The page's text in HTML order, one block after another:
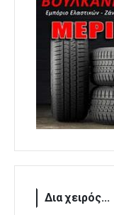
Δια χειρός...